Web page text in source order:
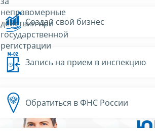
неправомерные
действия при
государственной
регистрации
Создай свой бизнес
Запись на прием в инспекцию
Обратиться в ФНС России